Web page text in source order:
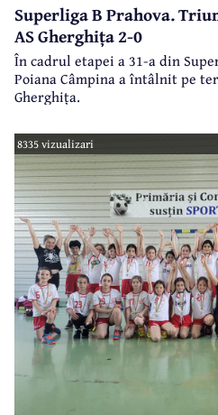
Superliga B Prahova.
AS Gherghița 2-0
În cadrul etapei a 31-a din
Poiana Câmpina a întâlnit pe
Gherghița.
8335 vizualizari